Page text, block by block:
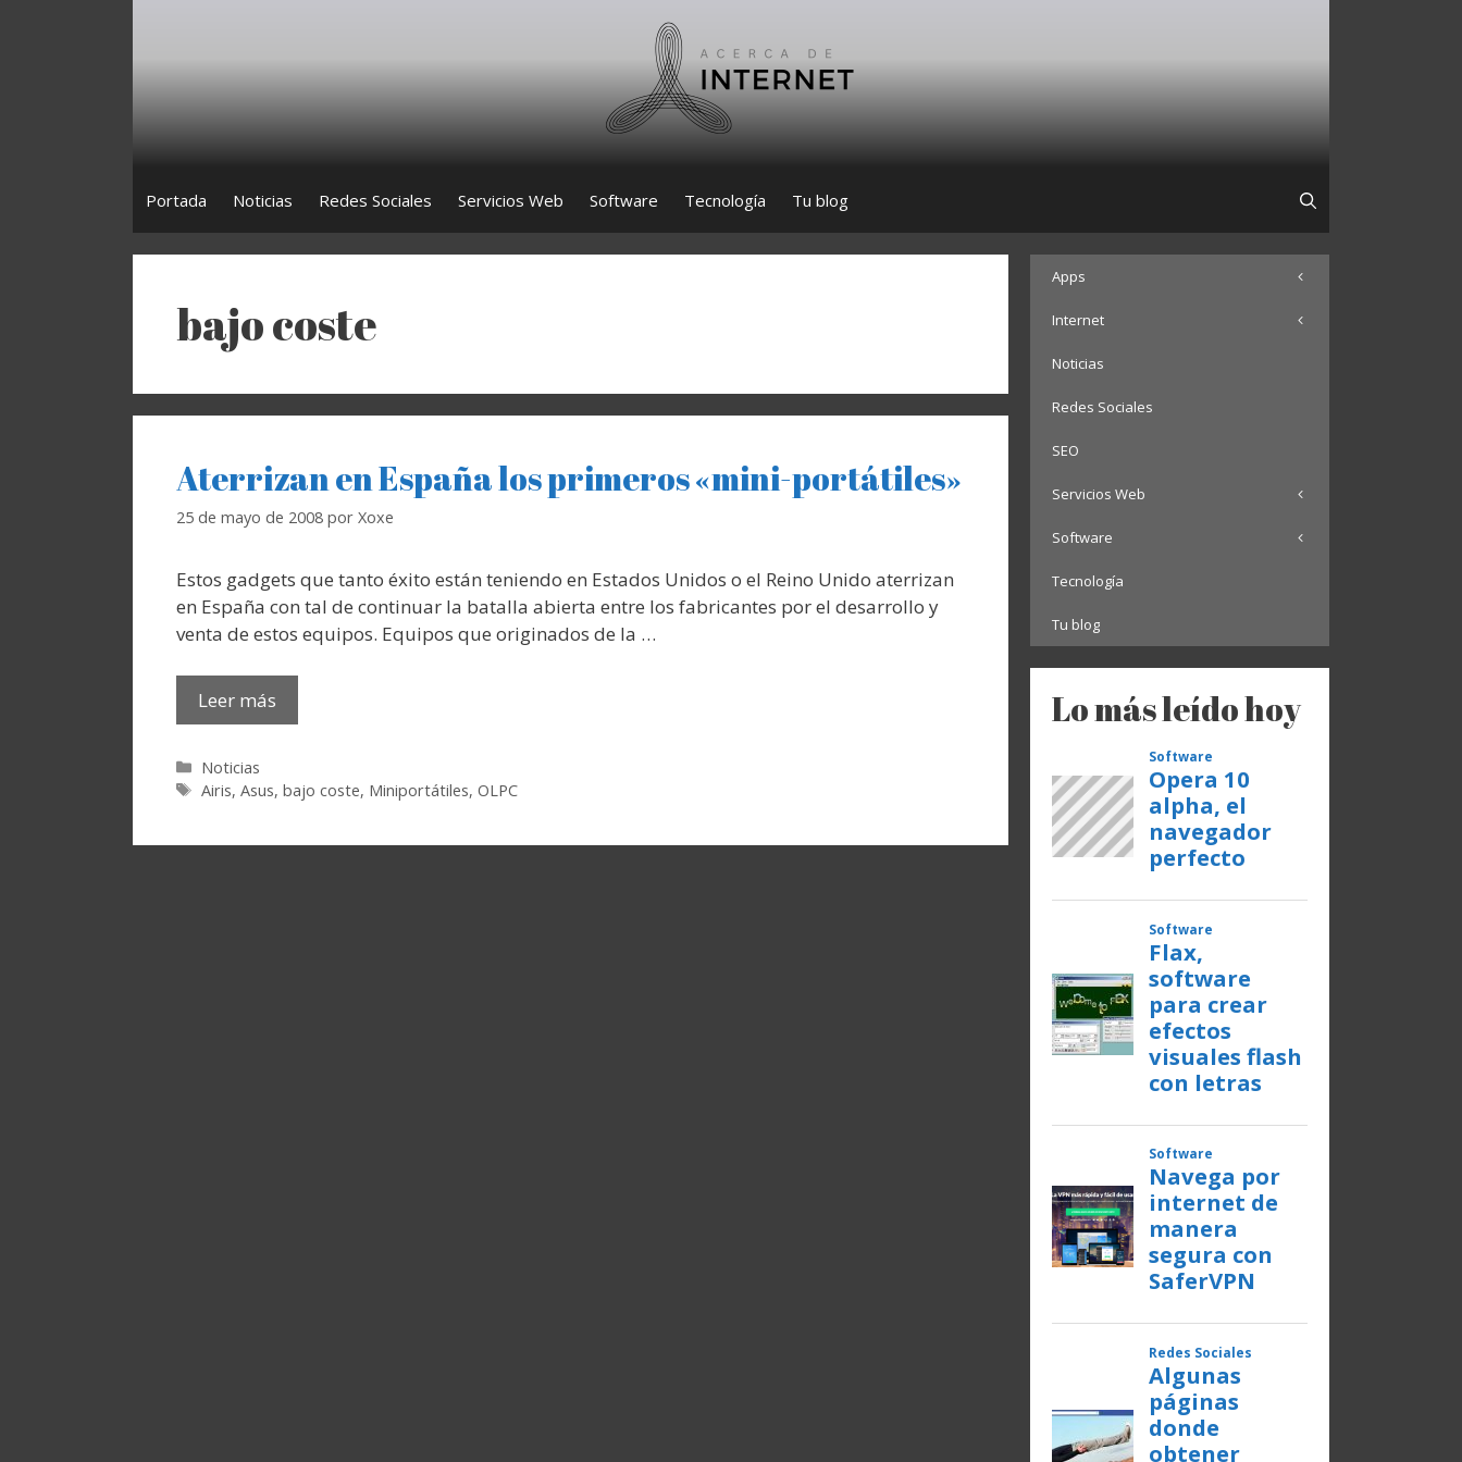
Portada Noticias Redes Sociales Servicios Web Software Tecnología Tu blog
bajo coste
Aterrizan en España los primeros «mini-portátiles»
25 de mayo de 2008 por Xoxe
Estos gadgets que tanto éxito están teniendo en Estados Unidos o el Reino Unido aterrizan
en España con tal de continuar la batalla abierta entre los fabricantes por el desarrollo y
venta de estos equipos. Equipos que originados de la …
Leer más
Categorías
Noticias
Etiquetas
Airis,Asus,bajo coste, Miniportátiles,OLPC
Apps
Internet
Noticias
Redes Sociales
SEO
Servicios Web
Software
Tecnología
Tu blog
Lo más leído hoy